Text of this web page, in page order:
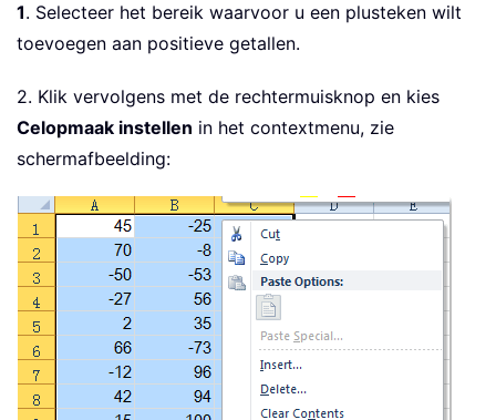
1. Selecteer het bereik waarvoor u een plusteken wilt
toevoegen aan positieve getallen.
2. Klik vervolgens met de rechtermuisknop en kies
Celopmaak instellen in het contextmenu, zie
schermafbeelding: